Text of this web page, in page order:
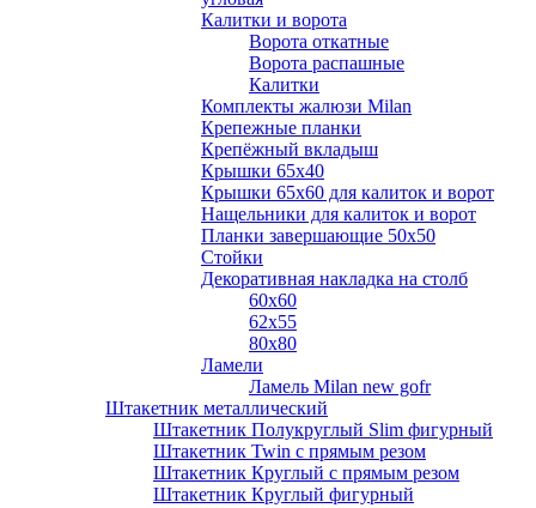
Калитки и ворота
Ворота откатные
Ворота распашные
Калитки
Комплекты жалюзи Milan
Крепежные планки
Крепёжный вкладыш
Крышки 65х40
Крышки 65х60 для калиток и ворот
Нащельники для калиток и ворот
Планки завершающие 50х50
Стойки
Декоративная накладка на столб
60х60
62х55
80х80
Ламели
Ламель Milan new gofr
Штакетник металлический
Штакетник Полукруглый Slim фигурный
Штакетник Twin с прямым резом
Штакетник Круглый с прямым резом
Штакетник Круглый фигурный